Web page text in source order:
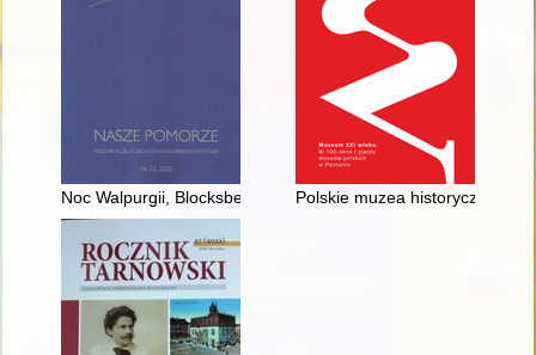
Noc Walpurgii, Blocksbergi i czarownicePolskie muzea historyczne w